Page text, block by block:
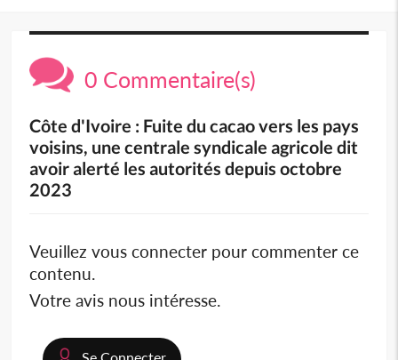
0 Commentaire(s)
Côte d'Ivoire : Fuite du cacao vers les pays
voisins, une centrale syndicale agricole dit
avoir alerté les autorités depuis octobre
2023
Veuillez vous connecter pour commenter ce
contenu.
Votre avis nous intéresse.